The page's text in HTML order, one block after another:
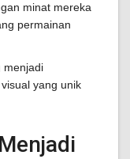
minat mereka
permainan
menjadi
yang unik